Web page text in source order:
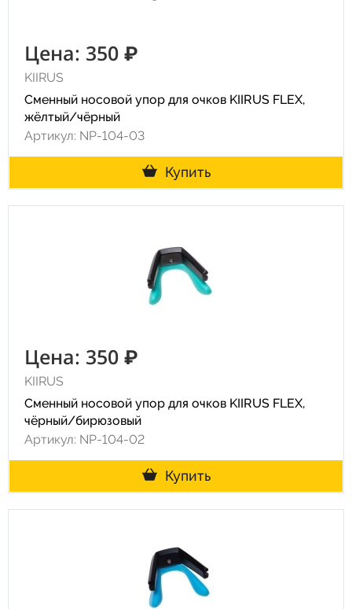
Цена: 350 ₽
KIIRUS
Сменный носовой упор для очков KIIRUS FLEX,
жёлтый/чёрный
Артикул: NP-104-03
Купить
Цена: 350 ₽
KIIRUS
Сменный носовой упор для очков KIIRUS FLEX,
чёрный/бирюзовый
Артикул: NP-104-02
Купить